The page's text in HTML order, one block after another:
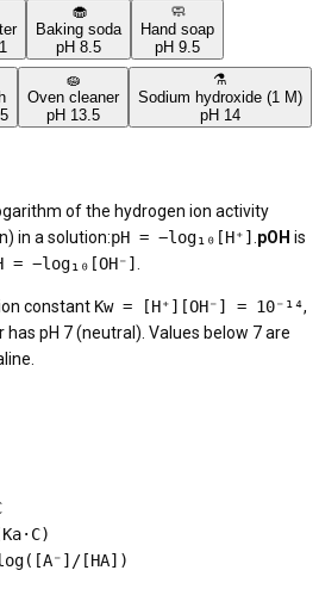
🧁
Baking soda
pH 8.5
🧼
Hand soap
pH 9.5
🧽
Oven cleaner
pH 13.5
⚗️
Sodium hydroxide (1 M)
pH 14
of the hydrogen ion activity
in a solution:pH = −log₁₀[H⁺] pOH is
= −log₁₀[OH⁻]
constant Kw = [H⁺][OH⁻] = 10⁻¹⁴,
has pH 7 (neutral). Values below 7 are
[HA])